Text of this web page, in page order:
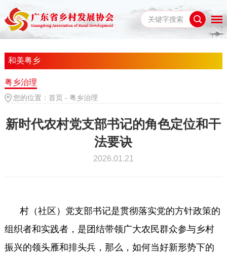
和美粤乡
粤乡治理
您的位置： 首页 - 粤乡治理
新时代农村党支部书记的角色定位和干
法要诀
2026.01.21
村（社区）党支部书记是贯彻落实党的方针政策的
组织者和实践者，是团结带领广大农民群众参与乡村
振兴的领头雁和排头兵，那么，如何当好新形势下的